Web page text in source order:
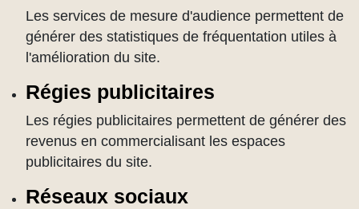
Les services de mesure d'audience permettent de
générer des statistiques de fréquentation utiles à
l'amélioration du site.
Régies publicitaires
Les régies publicitaires permettent de générer des
revenus en commercialisant les espaces
publicitaires du site.
Réseaux sociaux